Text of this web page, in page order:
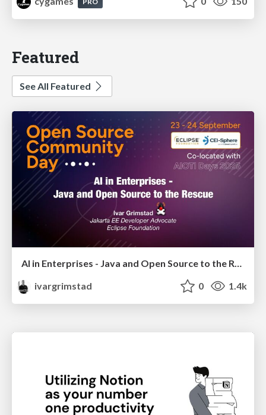
Featured
See All Featured
AI in Enterprises - Java and Open Source to the Rescue
ivargrimstad
0 1.4k